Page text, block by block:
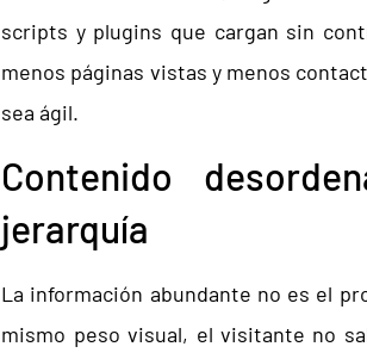
scripts y plugins que cargan sin
menos páginas vistas y menos
sea ágil.
Contenido
jerarquía
La información abundante no es el
mismo peso visual, el visitante no